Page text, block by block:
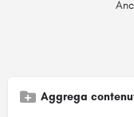
Aggrega